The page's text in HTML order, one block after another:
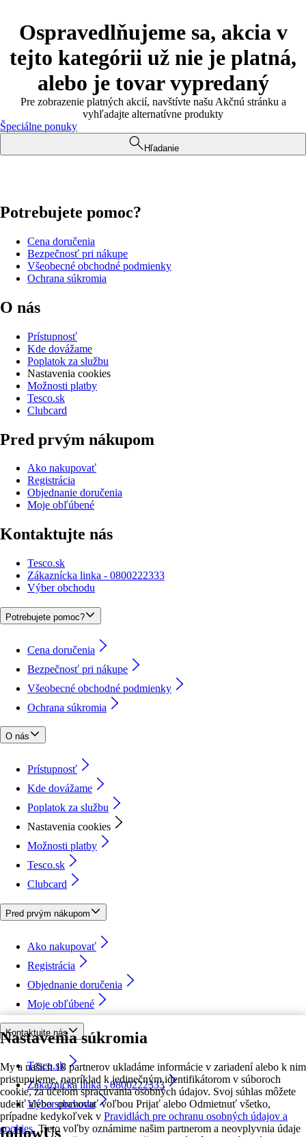
Nastavenia súkromia
My a našich 18 partnerov ukladáme informácie v zariadení alebo k nim
pristupujeme, napríklad k jedinečným identifikátorom v súboroch
cookie, za účelom spracúvania osobných údajov. Svoj súhlas môžete
udeliť alebo spravovať voľbou Prijať alebo Odmietnuť všetko,
prípadne kedykoľvek v Pravidlách pre ochranu osobných údajov a
cookies. Tieto voľby oznámime našim partnerom a neovplyvnia údaje
Ospravedlňujeme sa, akcia v
tejto kategórii už nie je platná,
alebo je tovar vypredaný
Pre zobrazenie platných akcií, navštívte našu Akčnú stránku a
vyhľadajte alternatívne produkty
Špeciálne ponuky
Hľadanie
Potrebujete pomoc?
Cena doručenia
Bezpečnosť pri nákupe
Všeobecné obchodné podmienky
Ochrana súkromia
O nás
Prístupnosť
Kde dovážame
Poplatok za službu
Nastavenia cookies
Možnosti platby
Tesco.sk
Clubcard
Pred prvým nákupom
Ako nakupovať
Registrácia
Objednanie doručenia
Moje obľúbené
Kontaktujte nás
Tesco.sk
Zákaznícka linka - 0800222333
Výber obchodu
Potrebujete pomoc?
Cena doručenia
Bezpečnosť pri nákupe
Všeobecné obchodné podmienky
Ochrana súkromia
O nás
Prístupnosť
Kde dovážame
Poplatok za službu
Nastavenia cookies
Možnosti platby
Tesco.sk
Clubcard
Pred prvým nákupom
Ako nakupovať
Registrácia
Objednanie doručenia
Moje obľúbené
Kontaktujte nás
Tesco.sk
Zákaznícka linka - 0800222333
Výber obchodu
followUs